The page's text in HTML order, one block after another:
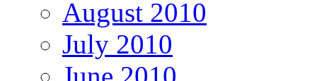
August 2010
July 2010